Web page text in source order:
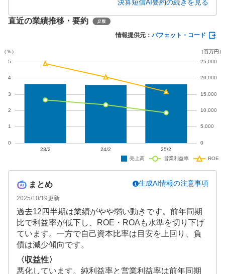
産性向上施策が奏功し、収益性が大きく改善してい
ます。通期予想は据え置かれていますが、第1四半期
決算短信AI要約の続きを見る
直近の業績推移・要約
情報提供元： バフェット・コード
まとめ
2025/10/19更新
生成AI情報の注意事項
過去12四半期は業績がやや弱い動きです。前年同期
比で利益率が低下し、ROE・ROAも水準を切り下げ
ています。一方で自己資本比率は目安を上回り、負
債は減少傾向です。
〈収益性〉
悪化しています。純利益率と営業利益率は前年同期